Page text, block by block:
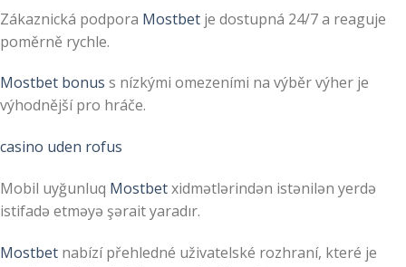
Zákaznická podpora Mostbet je dostupná 24/7 a reaguje
poměrně rychle.
Mostbet bonus s nízkými omezeními na výběr výher je
výhodnější pro hráče.
casino uden rofus
Mobil uyğunluq Mostbetxidmətlərindən istənilən yerdə
istifadə etməyə şərait yaradır.
Mostbet nabízí přehledné uživatelské rozhraní, které je